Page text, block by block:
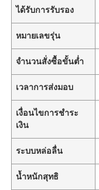
ได้รับการรับรอง
หมายเลขรุ่น
จำนวนสั่งซื้อขั้นต่ำ
เวลาการส่งมอบ
เงื่อนไขการชำระ
เงิน
ระบบหล่อลื่น
น้ำหนักสุทธิ